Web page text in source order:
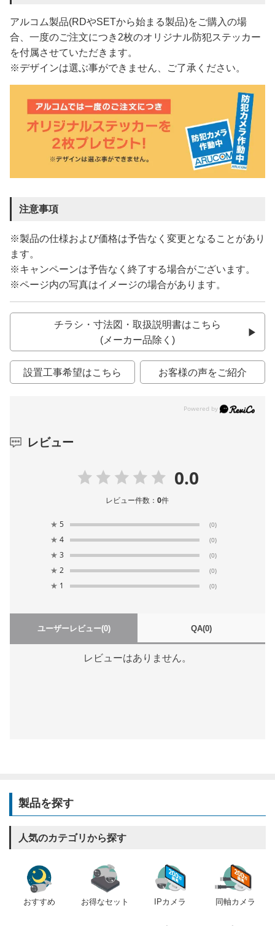
アルコム製品(RDやSETから始まる製品)をご購入の場
合、一度のご注文につき2枚のオリジナル防犯ステッカー
を付属させていただきます。
※デザインは選ぶ事ができません、ご了承ください。
注意事項
※製品の仕様および価格は予告なく変更となることがあり
ます。
※キャンペーンは予告なく終了する場合がございます。
※ページ内の写真はイメージの場合があります。
チラシ・寸法図・取扱説明書はこちら
(メーカー品除く)
設置工事希望はこちら お客様の声をご紹介
レビュー
0.0
レビュー件数：0件
★ 5 (0)
★ 4 (0)
★ 3 (0)
★ 2 (0)
★ 1 (0)
ユーザーレビュー(0) QA(0)
レビューはありません。
製品を探す
人気のカテゴリから探す
おすすめ お得なセット IPカメラ 同軸カメラ